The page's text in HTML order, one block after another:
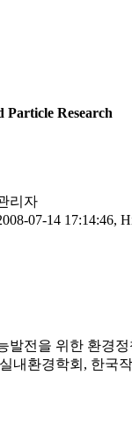
Particle Research
리자
07-14 17:14:46,
발전을 위한 환경정
내환경학회, 한국